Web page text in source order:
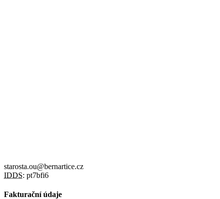
starosta.ou@bernartice.cz
IDDS: pt7bfi6
Fakturační údaje